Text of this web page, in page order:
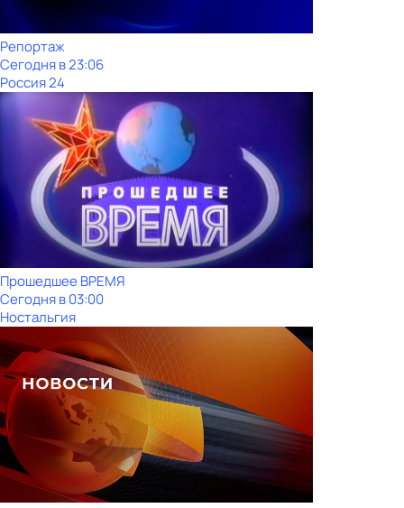
Репортаж
Сегодня в 23:06
Россия 24
Прошедшее ВРЕМЯ
Сегодня в 03:00
Ностальгия